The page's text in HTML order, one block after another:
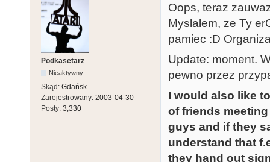
Podkasetarz
Nieaktywny
Skąd: Gdańsk
Zarejestrowany: 2003-04-30
Posty: 3,330
Oops, teraz
Myslalem, ze Ty
pamiec :D
Update: moment.
pewno przez
I would also like
of friends
guys and if they
understand that
they hand out